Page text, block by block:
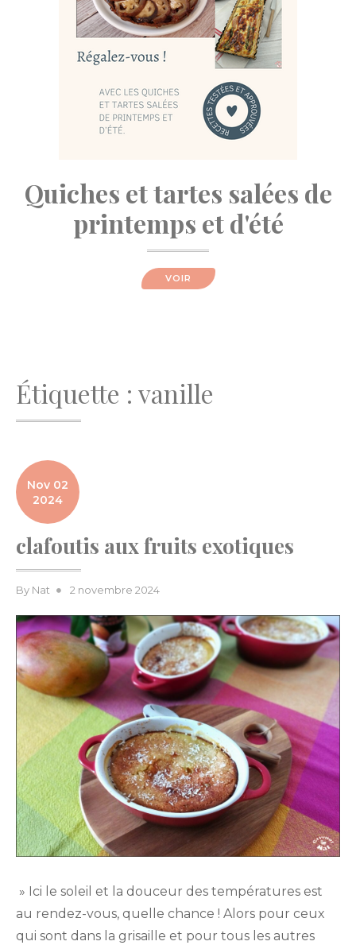
Quiches et tartes salées de
printemps et d'été
VOIR
Étiquette : vanille
Nov 02
2024
clafoutis aux fruits exotiques
By Nat
Posted
2 novembre 2024
» Ici le soleil et la douceur des températures est
au rendez-vous, quelle chance ! Alors pour ceux
qui sont dans la grisaille et pour tous les autres